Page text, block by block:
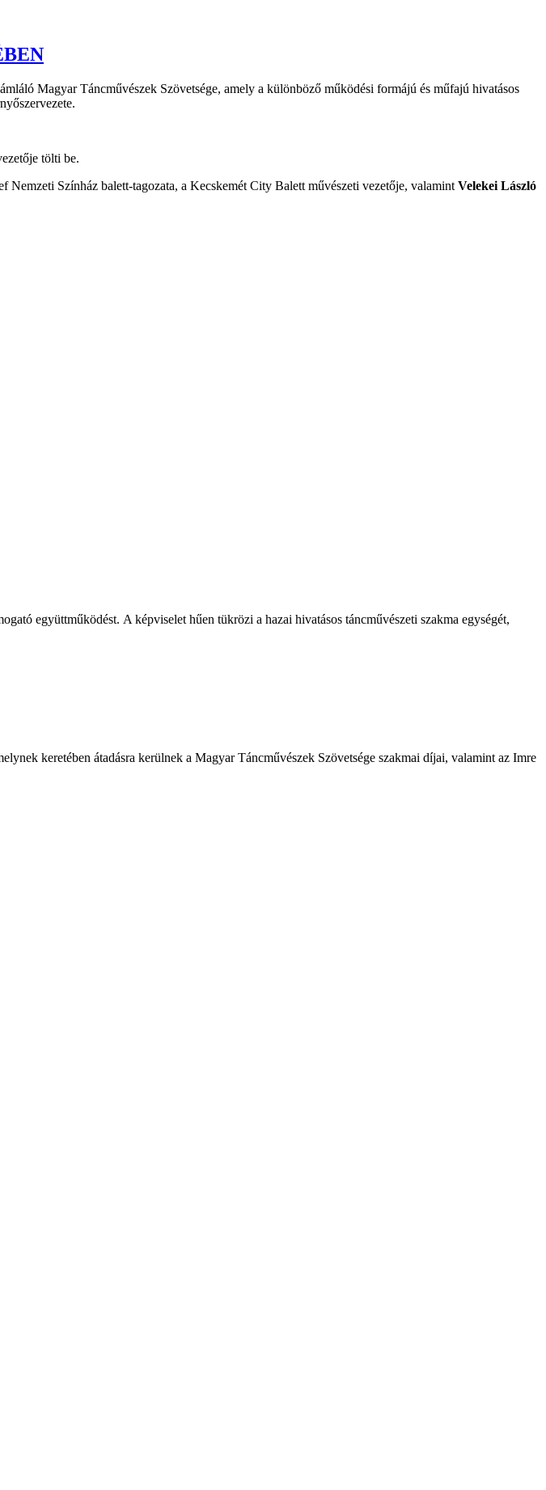
Magyar Táncművészek Szövetsége, amely a különböző működési formájú és műfajú hivatásos
tölti be.
Nemzeti Színház balett-tagozata, a Kecskemét City Balett művészeti vezetője, valamint Velekei László
együttműködést. A képviselet hűen tükrözi a hazai hivatásos táncművészeti szakma egységét,
keretében átadásra kerülnek a Magyar Táncművészek Szövetsége szakmai díjai, valamint az Imre